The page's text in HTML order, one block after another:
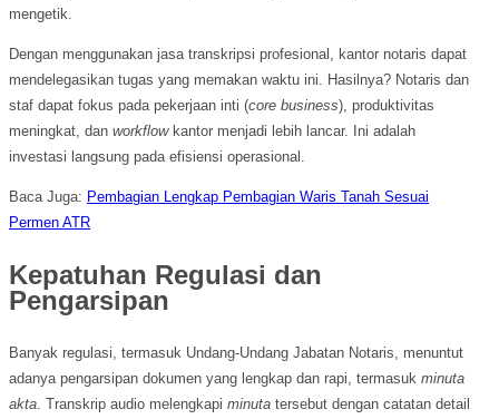
mengetik.
Dengan menggunakan jasa transkripsi profesional, kantor notaris dapat
mendelegasikan tugas yang memakan waktu ini. Hasilnya? Notaris dan
staf dapat fokus pada pekerjaan inti (core business), produktivitas
meningkat, dan workflowkantor menjadi lebih lancar. Ini adalah
investasi langsung pada efisiensi operasional.
Baca Juga: Pembagian Lengkap Pembagian Waris Tanah Sesuai
Permen ATR
Kepatuhan Regulasi dan
Pengarsipan
Banyak regulasi, termasuk Undang-Undang Jabatan Notaris, menuntut
adanya pengarsipan dokumen yang lengkap dan rapi, termasuk minuta
akta. Transkrip audio melengkapi minuta tersebut dengan catatan detail